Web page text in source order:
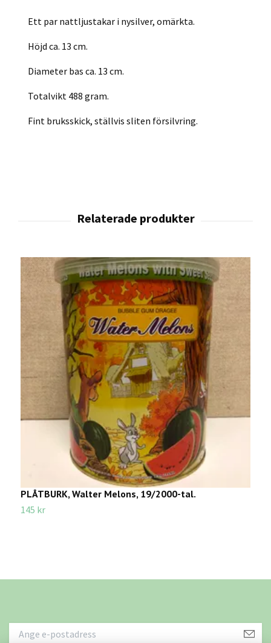
Ett par nattljustakar i nysilver, omärkta.
Höjd ca. 13 cm.
Diameter bas ca. 13 cm.
Totalvikt 488 gram.
Fint bruksskick, ställvis sliten försilvring.
PLÅTBURK, Walter Melons, 19/2000-tal.
145 kr